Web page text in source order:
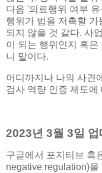
다음 '의료행위 여부
행위가 법을 저촉할
되지 않을 것 같다. 사
이 되는 행위인지 혹
니 말이다.
어디까지나 나의 사견
검사 역량 인증 제도
2023년 3월 3일 업
구글에서 포지티브 혹
negative regulation)